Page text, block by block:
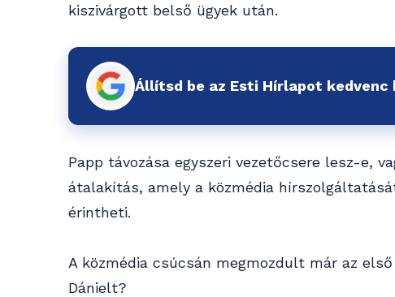
kiszivárgott belső ügyek után.
Állítsd be az Esti Hírlapot
Papp távozása egyszeri vezetőcsere lesz-e,
átalakítás, amely a közmédia
érintheti.
A közmédia csúcsán megmozdult már az
Dánielt?